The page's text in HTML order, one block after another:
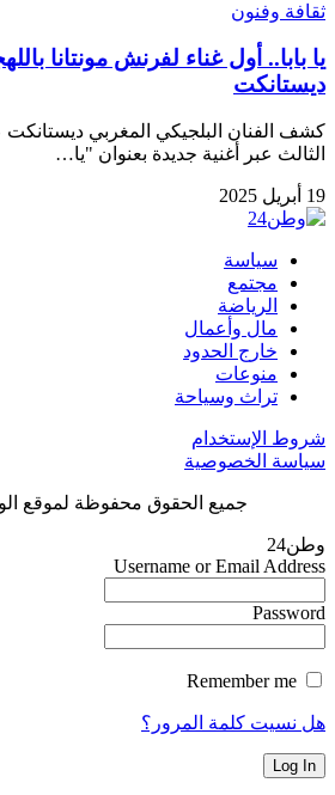
ثقافة وفنون
يا بابا.. أول غناء لفرنش مونتانا
ديستانكت
كشف الفنان البلجيكي المغربي
الثالث عبر أغنية جديدة بعنوان "يا…
19 أبريل 2025
سياسة
مجتمع
الرياضة
مال وأعمال
خارج الحدود
منوعات
تراث وسياحة
شروط الإستخدام
سياسة الخصوصية
جميع الحقوق محفوظة لموقع الوطن24
وطن24
Username or Email Address
Password
هل نسيت كلمة المرور؟